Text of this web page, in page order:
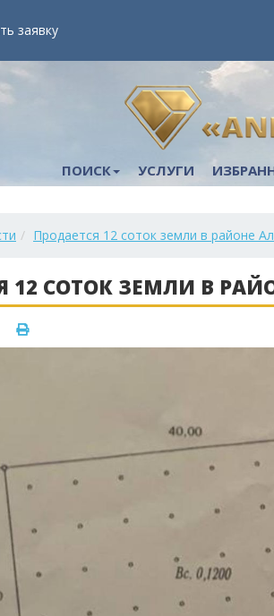
заявку
ПОИСК УСЛУГИ
Продается 12 соток земли в районе
12 СОТОК ЗЕМЛИ В